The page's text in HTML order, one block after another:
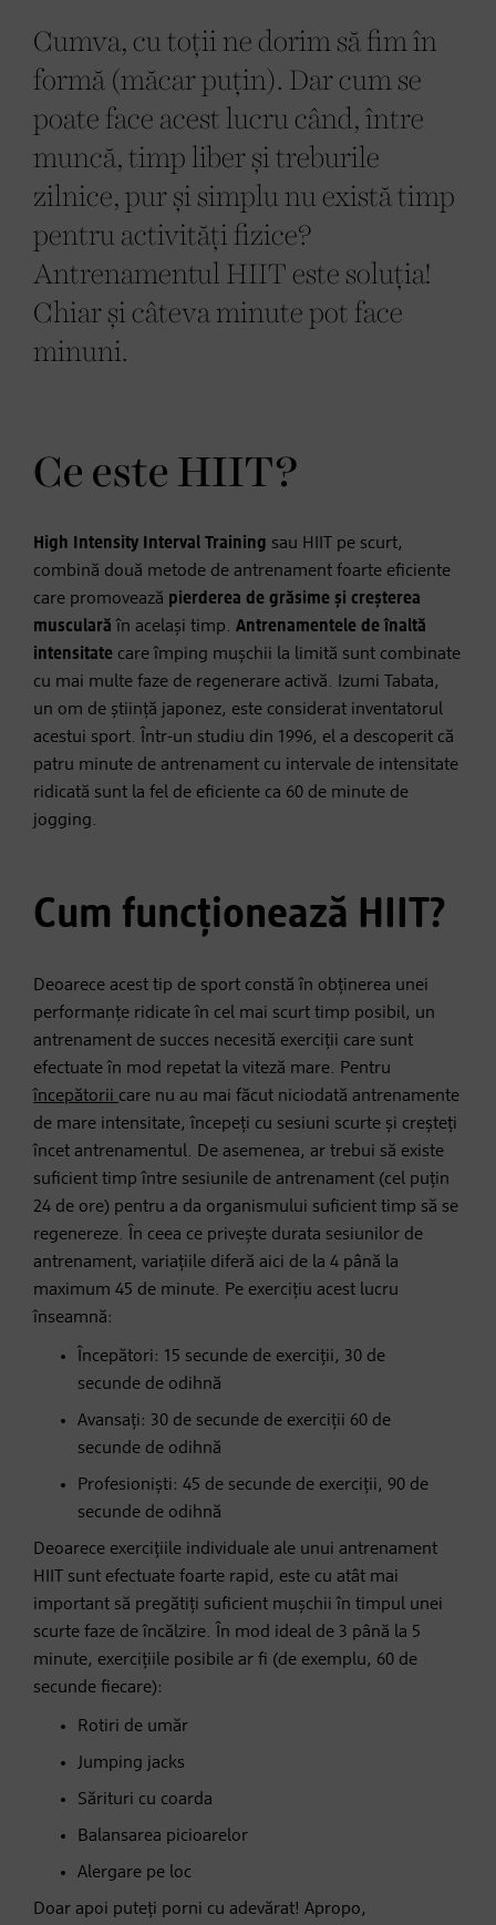
Cumva, cu toții ne dorim să fim în
formă (măcar puțin). Dar cum se
poate face acest lucru când, între
muncă, timp liber și treburile
zilnice, pur și simplu nu există timp
pentru activități fizice?
Antrenamentul HIIT este soluția!
Chiar și câteva minute pot face
minuni.
Ce este HIIT?
High Intensity Interval Training sau HIIT pe scurt,
combină două metode de antrenament foarte eficiente
care promovează pierderea de grăsime și creșterea
musculară în același timp. Antrenamentele de înaltă
intensitate care împing mușchii la limită sunt combinate
cu mai multe faze de regenerare activă. Izumi Tabata,
un om de știință japonez, este considerat inventatorul
acestui sport. Într-un studiu din 1996, el a descoperit că
patru minute de antrenament cu intervale de intensitate
ridicată sunt la fel de eficiente ca 60 de minute de
jogging.
Cum funcționează HIIT?
Deoarece acest tip de sport constă în obținerea unei
performanțe ridicate în cel mai scurt timp posibil, un
antrenament de succes necesită exerciții care sunt
efectuate în mod repetat la viteză mare. Pentru
începătorii care nu au mai făcut niciodată antrenamente
de mare intensitate, începeți cu sesiuni scurte și creșteți
încet antrenamentul. De asemenea, ar trebui să existe
suficient timp între sesiunile de antrenament (cel puțin
24 de ore) pentru a da organismului suficient timp să se
regenereze. În ceea ce privește durata sesiunilor de
antrenament, variațiile diferă aici de la 4 până la
maximum 45 de minute. Pe exercițiu acest lucru
înseamnă:
Începători: 15 secunde de exerciții, 30 de
secunde de odihnă
Avansați: 30 de secunde de exerciții 60 de
secunde de odihnă
Profesioniști: 45 de secunde de exerciții, 90 de
secunde de odihnă
Deoarece exercițiile individuale ale unui antrenament
HIIT sunt efectuate foarte rapid, este cu atât mai
important să pregătiți suficient mușchii în timpul unei
scurte faze de încălzire. În mod ideal de 3 până la 5
minute, exercițiile posibile ar fi (de exemplu, 60 de
secunde fiecare):
Rotiri de umăr
Jumping jacks
Sărituri cu coarda
Balansarea picioarelor
Alergare pe loc
Doar apoi puteți porni cu adevărat! Apropo,